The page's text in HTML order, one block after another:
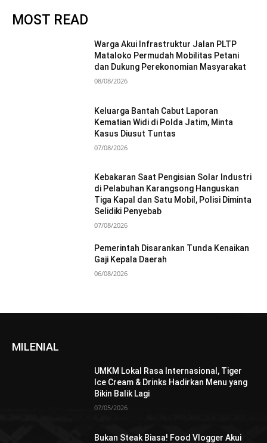
MOST READ
Warga Akui Infrastruktur Jalan PLTP
Mataloko Permudah Mobilitas Petani
dan Dukung Perekonomian Masyarakat
08/08/2026
Keluarga Bantah Cabut Laporan
Kematian Widi di Polda Jatim, Minta
Kasus Diusut Tuntas
07/08/2026
Kebakaran Saat Pengisian Solar Industri
di Pelabuhan Karangsong Hanguskan
Tiga Kapal dan Satu Mobil, Polisi Diminta
Selidiki Penyebab
07/08/2026
Pemerintah Disarankan Tunda Kenaikan
Gaji Kepala Daerah
06/08/2026
MILENIAL
UMKM Lokal Rasa Internasional, Tiger
Ice Cream & Drinks Hadirkan Menu yang
Bikin Balik Lagi
07/05/2026
Bukan Steak Biasa! Food Vlogger Akui